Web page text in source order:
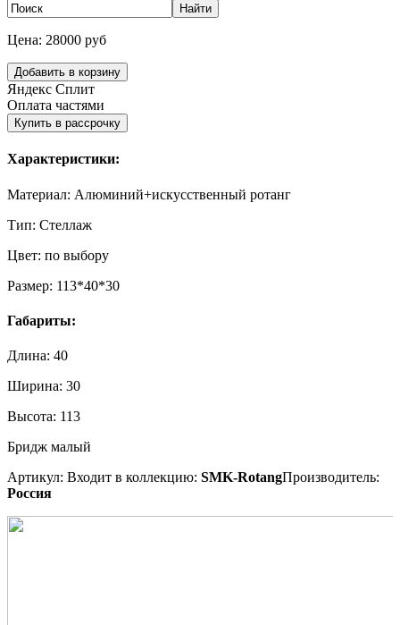
Цена: 28000 руб
Яндекс Сплит
Оплата частями
Характеристики:
Материал: Алюминий+искусственный ротанг
Тип: Стеллаж
Цвет: по выбору
Размер: 113*40*30
Габариты:
Длина: 40
Ширина: 30
Высота: 113
Бридж малый
Артикул: Входит в коллекцию: SMK-RotangПроизводитель:
Россия